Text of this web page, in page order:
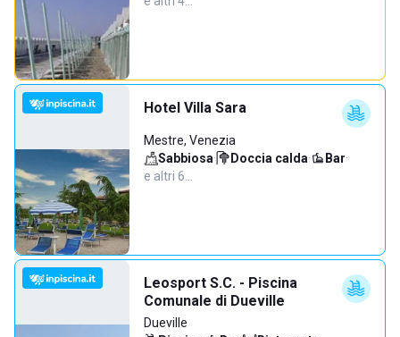
Hotel Villa Sara
Mestre, Venezia
Sabbiosa· Doccia calda· Bar·
e altri 6…
Leosport S.C. - Piscina
Comunale di Dueville
Dueville